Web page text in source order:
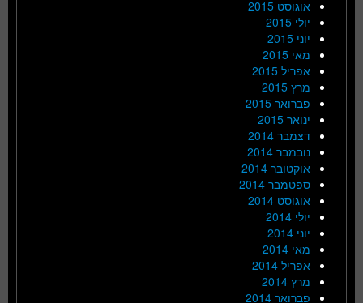
אוגוסט 2015
יולי 2015
יוני 2015
מאי 2015
אפריל 2015
מרץ 2015
פברואר 2015
ינואר 2015
דצמבר 2014
נובמבר 2014
אוקטובר 2014
ספטמבר 2014
אוגוסט 2014
יולי 2014
יוני 2014
מאי 2014
אפריל 2014
מרץ 2014
פברואר 2014